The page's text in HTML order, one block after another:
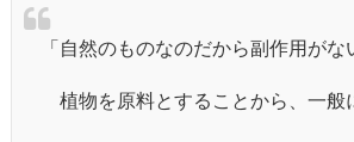
「自然のものなのだから副作用がな
植物を原料とすることから、一般